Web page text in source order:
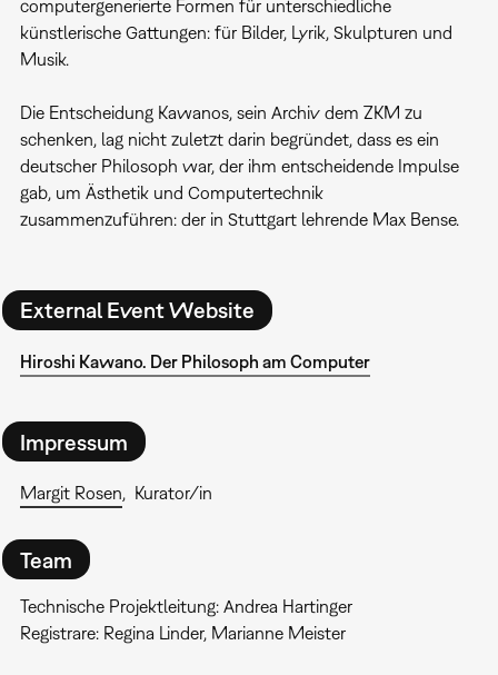
computergenerierte Formen für unterschiedliche
künstlerische Gattungen: für Bilder, Lyrik, Skulpturen und
Musik.
Die Entscheidung Kawanos, sein Archiv dem ZKM zu
schenken, lag nicht zuletzt darin begründet, dass es ein
deutscher Philosoph war, der ihm entscheidende Impulse
gab, um Ästhetik und Computertechnik
zusammenzuführen: der in Stuttgart lehrende Max Bense.
External Event Website
Hiroshi Kawano. Der Philosoph am Computer
Impressum
Margit Rosen Kurator/in
Team
Technische Projektleitung: Andrea Hartinger
Registrare: Regina Linder, Marianne Meister